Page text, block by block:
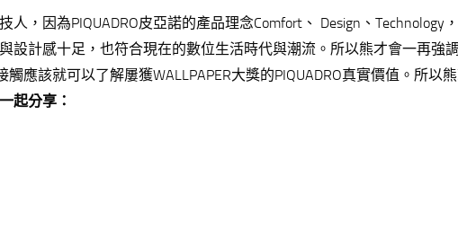
，因為PIQUADRO皮亞諾的產品理念Comfort、 Design、Technology
設計感十足，也符合現在的數位生活時代與潮流。所以熊才會一再強
應該就可以了解屢獲WALLPAPER大獎的PIQUADRO真實價值。所以
起分享：